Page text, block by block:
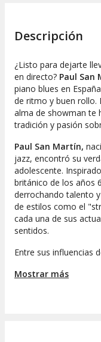
Descripción
¿Listo para dejarte
en directo? Paul San
piano blues en
de ritmo y buen rollo.
alma de showman te
tradición y pasión
Paul San Martín,
jazz, encontró su
adolescente.
británico de los años
derrochando talento
de estilos como el
cada una de sus
sentidos.
Entre sus influencias
largo de su carrera
Mostrar más